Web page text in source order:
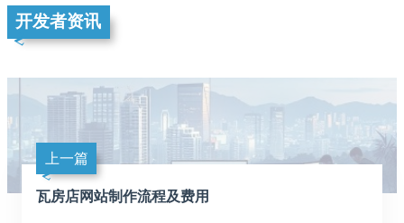
开发者资讯
上一篇
瓦房店网站制作流程及费用